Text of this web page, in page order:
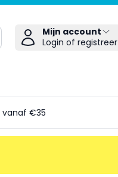
Mijn account
Login of registreer
vanaf €35